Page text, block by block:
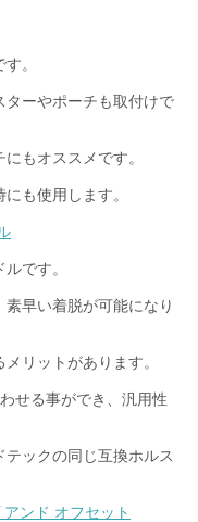
。
ターやポーチも取付けで
もオススメです。
も使用します。
です。
早い着脱が可能になり
リットがあります。
せる事ができ、汎用性
ックの同じ互換ホルス
ンド オフセット